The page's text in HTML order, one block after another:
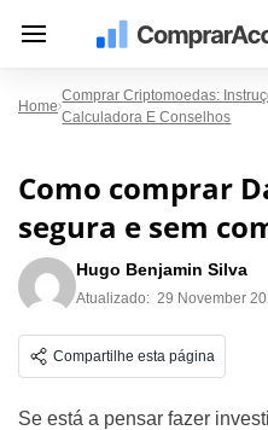
Home
Comprar Criptomoedas:
Calculadora E Conselhos
Como comprar
segura e sem
Hugo Benjamin Silva
Atualizado: 29 November
Compartilhe esta página
Se está a pensar fazer